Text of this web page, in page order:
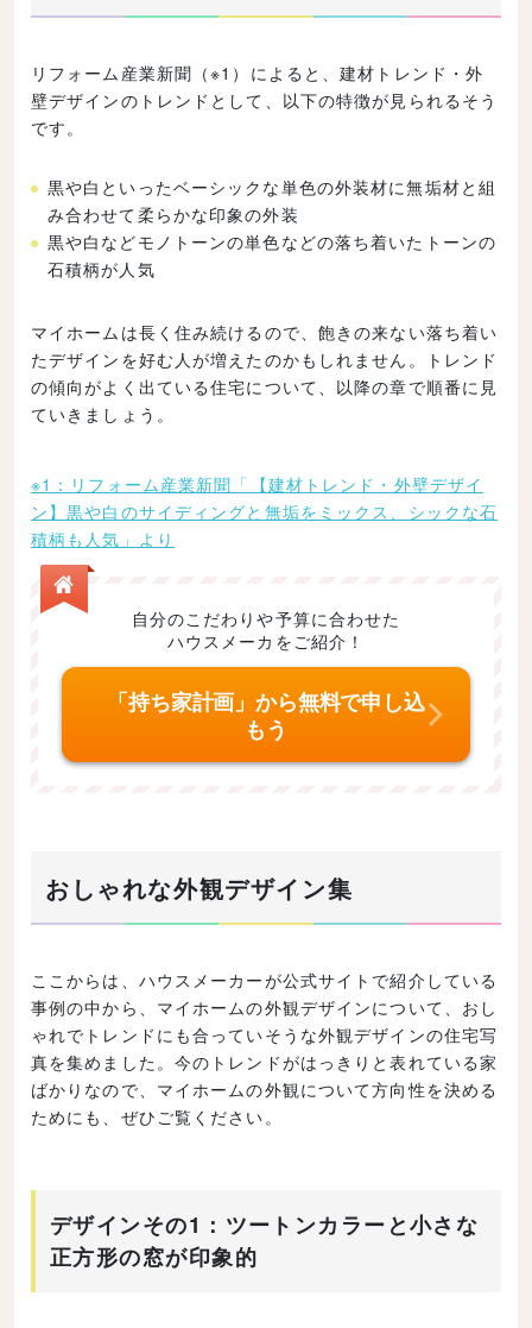
マイホームの外観を決める3つの鉄則！
形状の種類と特徴
窓の配置も外観の重要ポイント
外壁の色と素材
外壁の素材とイメージ
外観が決まる3要素！選ぶポイントは？
家の形状を選ぶポイント
間取りを決めてから形状のデザインを考える
窓を選ぶポイントと配置
表から見える場所にはおしゃれな窓を配置
外壁を選ぶポイント
自分のイメージをもとに周辺の景観とのバランス
をとろう
地域の気候に合わせた選択も重要
きめ細やかな対応ができる工務店への依頼がおすすめ
こだわりポイントを絞って高級素材を使う
まとめ
リフォーム産業新聞（※1）によると、建材トレンド・外
壁デザインのトレンドとして、以下の特徴が見られるそう
です。
黒や白といったベーシックな単色の外装材に無垢材と組
み合わせて柔らかな印象の外装
黒や白などモノトーンの単色などの落ち着いたトーンの
石積柄が人気
マイホームは長く住み続けるので、飽きの来ない落ち着い
たデザインを好む人が増えたのかもしれません。トレンド
の傾向がよく出ている住宅について、以降の章で順番に見
ていきましょう。
※1：リフォーム産業新聞「【建材トレンド・外壁デザイ
ン】黒や白のサイディングと無垢をミックス、シックな石
積柄も人気」より
自分のこだわりや予算に合わせた
ハウスメーカをご紹介！
「持ち家計画」から無料で申し込
もう
おしゃれな外観デザイン集
ここからは、ハウスメーカーが公式サイトで紹介している
事例の中から、マイホームの外観デザインについて、おし
ゃれでトレンドにも合っていそうな外観デザインの住宅写
真を集めました。今のトレンドがはっきりと表れている家
ばかりなので、マイホームの外観について方向性を決める
ためにも、ぜひご覧ください。
デザインその1：ツートンカラーと小さな
正方形の窓が印象的